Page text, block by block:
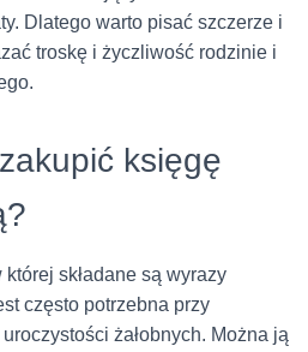
Dlatego warto pisać szczerze i
troskę i życzliwość rodzinie i
księgę
składane są wyrazy
często potrzebna przy
żałobnych. Można ją